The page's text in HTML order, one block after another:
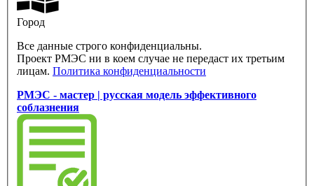
Город
Все данные строго конфиденциальны.
Проект РМЭС ни в коем случае не передаст их третьим
лицам. Политика конфиденциальности
РМЭС - мастер | русская модель эффективного
соблазнения